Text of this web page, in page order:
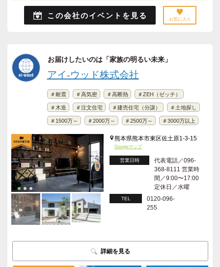
この会社のイベントを見る お気に入り
お届けしたいのは「家族の明るい未来」
アイ-ウッド株式会社
＃耐震 ＃高気密 ＃高断熱 ＃ZEH（ゼッチ）
＃木造 ＃注文住宅 ＃建売住宅（分譲） ＃土地探し
＃1500万～ ＃2000万～ ＃2500万～ ＃3000万以上
熊本県熊本市東区佐土原1-3-15
Googleマップ
営業日時
代表電話／096-
368-8111 営業時
間／9:00〜17:00
定休日／水曜
TEL
0120-096-
255
詳細を見る